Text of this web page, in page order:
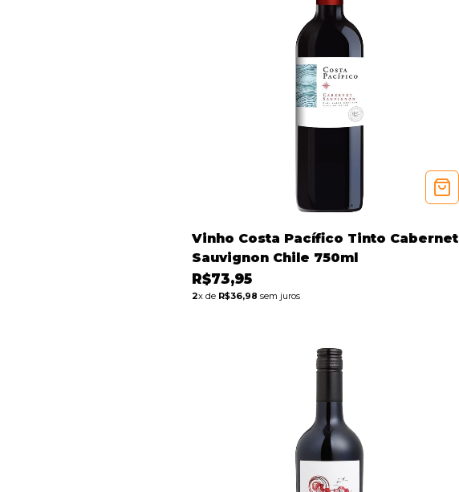
Vinho Costa Pacífico Tinto Cabernet
Sauvignon Chile 750ml
R$73,95
2x de R$36,98 sem juros